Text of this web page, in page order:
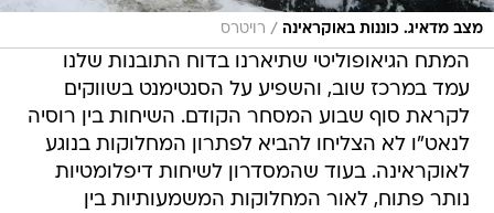
מצב מדאיג. כוננות באוקראינה / רויטרס
המתח הגיאופוליטי שתיארנו בדוח התובנות שלנו
עמד במרכז שוב, והשפיע על הסנטימנט בשווקים
לקראת סוף שבוע המסחר הקודם. השיחות בין רוסיה
לנאט"ו לא הצליחו להביא לפתרון המחלוקות בנוגע
לאוקראינה. בעוד שהמסדרון לשיחות דיפלומטיות
נותר פתוח, לאור המחלוקות המשמעותיות בין